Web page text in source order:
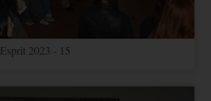
2023 - 15